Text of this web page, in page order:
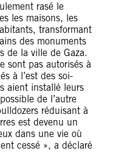
rasé le
les maisons, les
transformant
des monuments
de la ville de Gaza.
sont pas autorisés à
à l’est des soi-
aient installé leurs
de l’autre
réduisant à
est devenu un
dans une vie où
cessé », a déclaré